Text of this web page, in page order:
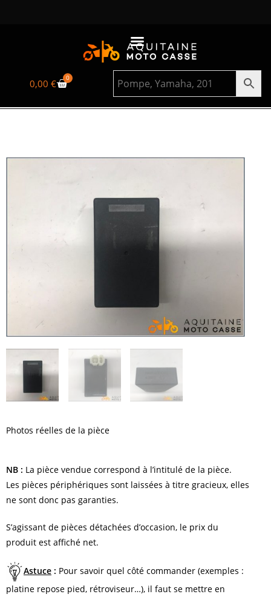
0,00€ 0
Photos réelles de la pièce
NB : La pièce vendue correspond à l’intitulé de la pièce.
Les pièces périphériques sont laissées à titre gracieux, elles
ne sont donc pas garanties.
S’agissant de pièces détachées d’occasion, le prix du
produit est affiché net.
Astuce : Pour savoir quel côté commander (exemples :
platine repose pied, rétroviseur…), il faut se mettre en